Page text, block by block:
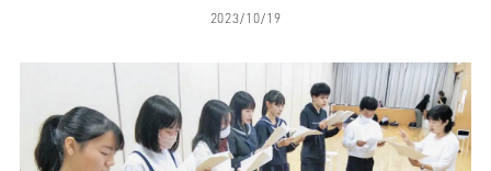
2023/10/19